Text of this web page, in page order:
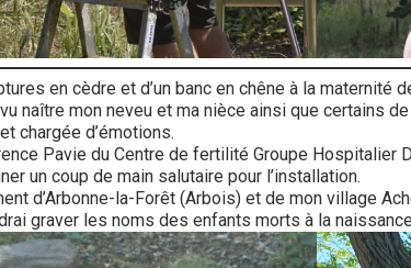
en cèdre et d’un banc en chêne à la
naître mon neveu et ma nièce ainsi que certains
chargée d’émotions.
Pavie du Centre de fertilité Groupe
un coup de main salutaire pour l’installation.
d’Arbonne-la-Forêt (Arbois) et de mon village
graver les noms des enfants morts à la